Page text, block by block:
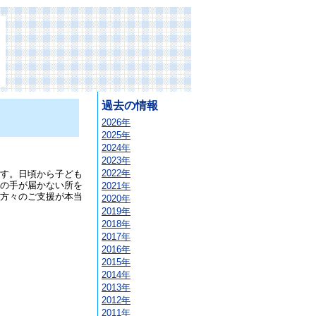
。日頃から子ども
手が届かない所を
々のご支援が本当
過去の情報
2026年
2025年
2024年
2023年
2022年
2021年
2020年
2019年
2018年
2017年
2016年
2015年
2014年
2013年
2012年
2011年